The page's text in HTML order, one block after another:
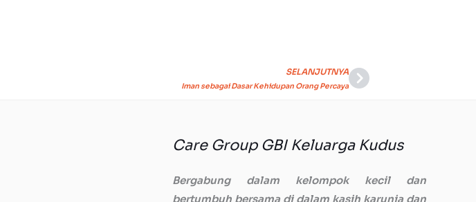
SELANJUTNYA
Iman sebagai Dasar Kehidupan Orang PercayaNext
Care Group GBI Keluarga Kudus
Bergabung dalam kelompok kecil dan
bertumbuh bersama di dalam kasih karunia dan